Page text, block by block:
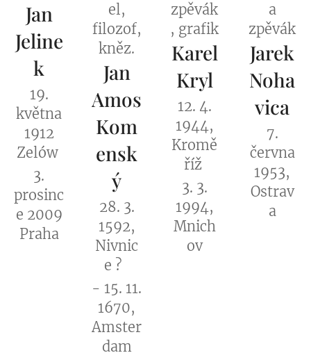
Jan
Jeline
k
19.
května
1912
Zelów
3.
prosinc
e 2009
Praha
el,
filozof,
kněz.
Jan
Amos
Kom
ensk
ý
28. 3.
1592,
Nivnic
e ?
- 15. 11.
1670,
Amster
dam
zpěvák
, grafik
Karel
Kryl
12. 4.
1944,
Kromě
říž
3. 3.
1994,
Mnich
ov
a
zpěvák
Jarek
Noha
vica
7.
června
1953,
Ostrav
a